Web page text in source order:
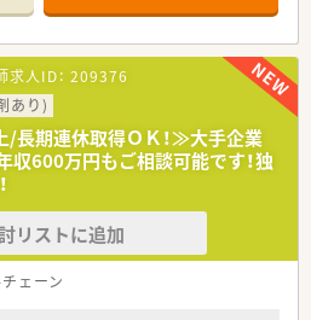
お仕事をお任せします。
こともありますので、勤務時間は店舗に
！転居の有無は勤務コースにより選択
師実務５年以上
求人ID： 209376
あり)
/長期連休取得ＯＫ！≫大手企業
収600万円もご相談可能です！独
リストに追加
ェーン